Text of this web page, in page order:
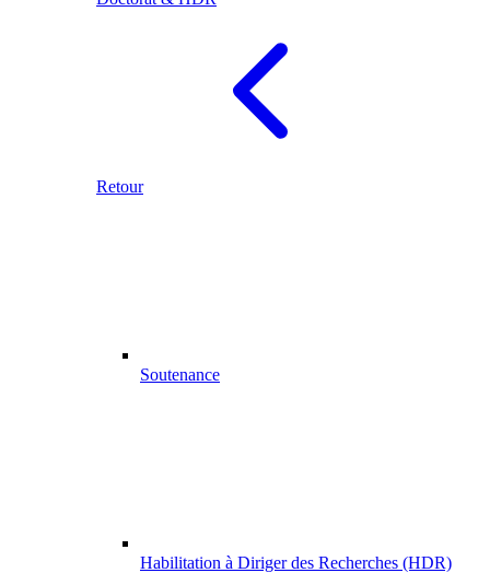
Retour
Soutenance
Habilitation à Diriger des Recherches (HDR)